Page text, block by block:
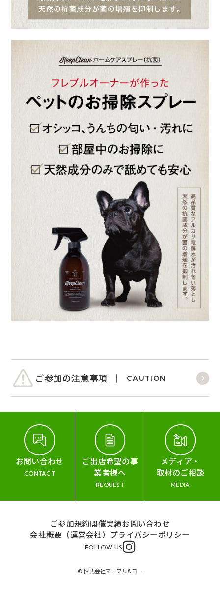
ご参加の注意事項 CAUTION
お問い合わせ
CONTACT
ご出店希望の事
業者様へ
REQUEST
メディア・
取材のご相談
MEDIA
ご参加規約開催実績お問い合わせ
会社概要（運営会社） プライバシーポリシー
FOLLOW US
© 株式会社マーブル&コー